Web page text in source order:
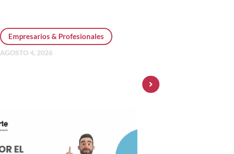
Empresarios & Profesionales
AGOSTO 4, 2026